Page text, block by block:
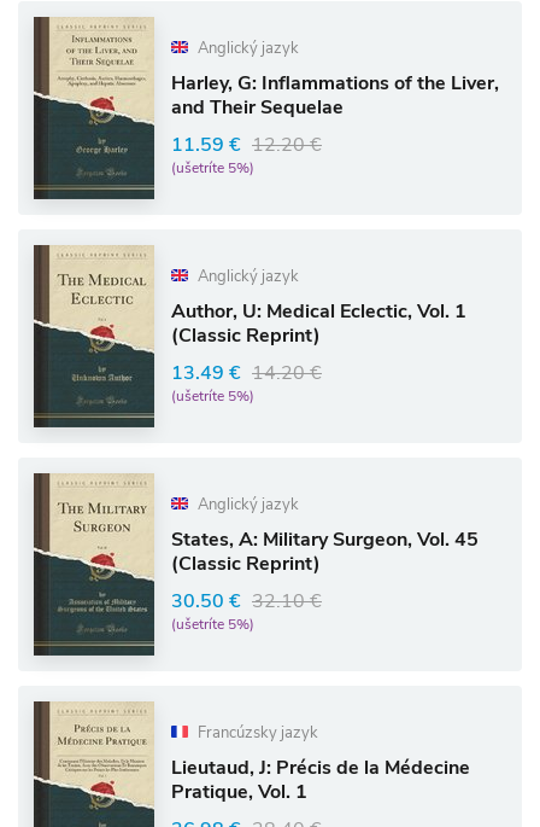
Anglický jazyk
Harley, G: Inflammations of the Liver,
and Their Sequelae
11.59 € 12.20 €
(ušetríte 5%)
Anglický jazyk
Author, U: Medical Eclectic, Vol. 1
(Classic Reprint)
13.49 € 14.20 €
(ušetríte 5%)
Anglický jazyk
States, A: Military Surgeon, Vol. 45
(Classic Reprint)
30.50 € 32.10 €
(ušetríte 5%)
Francúzsky jazyk
Lieutaud, J: Précis de la Médecine
Pratique, Vol. 1